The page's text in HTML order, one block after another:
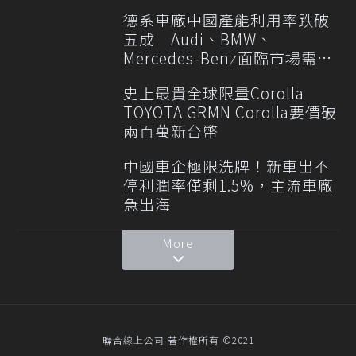
德系車廠中國產能利用率跌破
五成 Audi、BMW、
Mercedes-Benz面臨市場需求
史上最貴全球限量Corolla
TOYOTA GRMN Corolla要價破
兩百萬新台幣
中國車企極限洗牌！新車出不
停利潤率僅剩1.5%，主流車廠
急出海
More
聯合線上公司 著作權所有 ©2021